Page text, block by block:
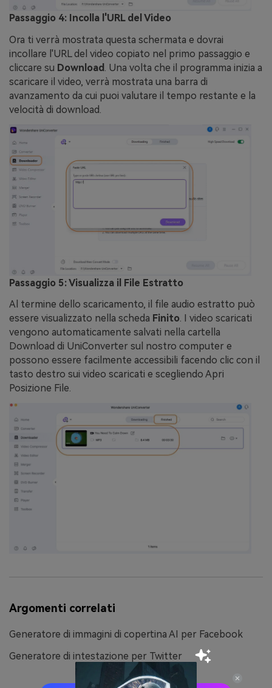
Passaggio 4: Incolla l'URL del Video
Ora ti verrà mostrata questa schermata e dovrai
incollare l'URL del video copiato nel primo passaggio e
cliccare su Download . Una volta che il programma inizia a
scaricare il video, verrà mostrata una barra di
avanzamento da cui puoi valutare il tempo restante e la
velocità di download.
Passaggio 5: Visualizza il File Estratto
Al termine dello scaricamento, il file audio estratto può
essere visualizzato nella scheda Finito. I video scaricati
vengono automaticamente salvati nella cartella
Download di UniConverter sul nostro computer e
possono essere facilmente accessibili facendo clic con il
tasto destro sui video scaricati e scegliendo Apri
Posizione File.
Argomenti correlati
Generatore di immagini di copertina AI per Facebook
Generatore di intestazione per Twitter